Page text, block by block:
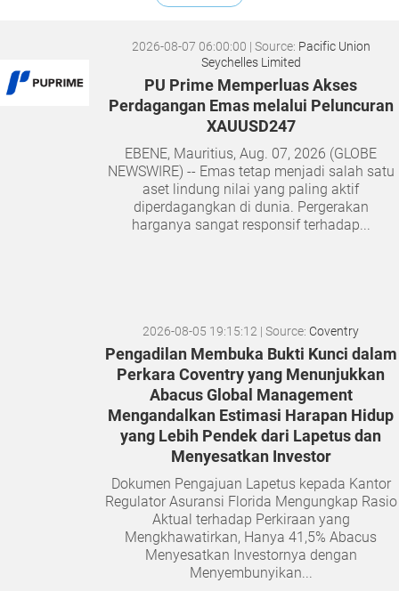
2026-08-07 06:00:00 | Source: Pacific Union
Seychelles Limited
PU Prime Memperluas Akses
Perdagangan Emas melalui Peluncuran
XAUUSD247
EBENE, Mauritius, Aug. 07, 2026 (GLOBE
NEWSWIRE) -- Emas tetap menjadi salah satu
aset lindung nilai yang paling aktif
diperdagangkan di dunia. Pergerakan
harganya sangat responsif terhadap...
2026-08-05 19:15:12 | Source: Coventry
Pengadilan Membuka Bukti Kunci dalam
Perkara Coventry yang Menunjukkan
Abacus Global Management
Mengandalkan Estimasi Harapan Hidup
yang Lebih Pendek dari Lapetus dan
Menyesatkan Investor
Dokumen Pengajuan Lapetus kepada Kantor
Regulator Asuransi Florida Mengungkap Rasio
Aktual terhadap Perkiraan yang
Mengkhawatirkan, Hanya 41,5% Abacus
Menyesatkan Investornya dengan
Menyembunyikan...